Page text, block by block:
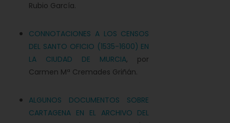
Rubio García.
CONNOTACIONES A LOS CENSOS
DEL SANTO OFICIO (1535-1600) EN
LA CIUDAD DE MURCIA, por
Carmen Mª Cremades Griñán.
ALGUNOS DOCUMENTOS SOBRE
CARTAGENA EN EL ARCHIVO DEL